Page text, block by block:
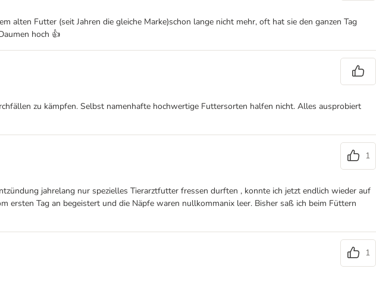
alten Futter (seit Jahren die gleiche Marke)schon lange nicht mehr, oft hat sie den ganzen Tag
hoch 👍
zu kämpfen. Selbst namenhafte hochwertige Futtersorten halfen nicht. Alles ausprobiert
1
jahrelang nur spezielles Tierarztfutter fressen durften , konnte ich jetzt endlich wieder auf
Tag an begeistert und die Näpfe waren nullkommanix leer. Bisher saß ich beim Füttern
1